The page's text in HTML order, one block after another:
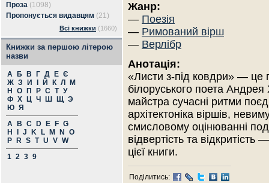
Проза (1098)
Пропонується видавцям (21)
Всі книжки (1660)
Книжки за першою літерою
назви
А Б В Г Д Е Є
Ж З И Й К Л
М
Н
О П Р С Т У
Ф Х Ц Ч Ш Щ Э
Ю Я
A
B C D E F G
H
J K L M N
O
P
R S T U V W
1 2 3 9
Жанр:
— Поезія
— Римований вірш
— Верлібр
Анотація:
«Листи з-під ковдри» — це
білоруського поета
майстра сучасні ритми
архітектоніка віршів,
смисловому оцінюванні
відвертість та
цієї книги.
Поділитись: